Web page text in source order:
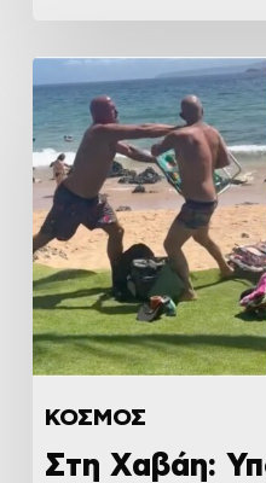
ΚΟΣΜΟΣ
Στη Χαβάη: